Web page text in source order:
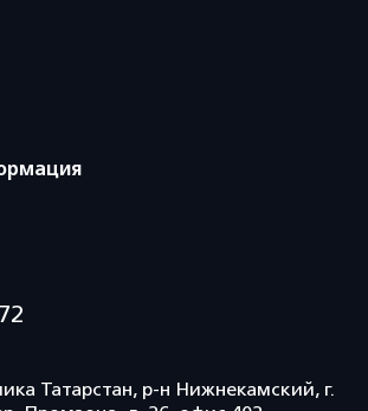
Татарстан, р-н Нижнекамский, г.